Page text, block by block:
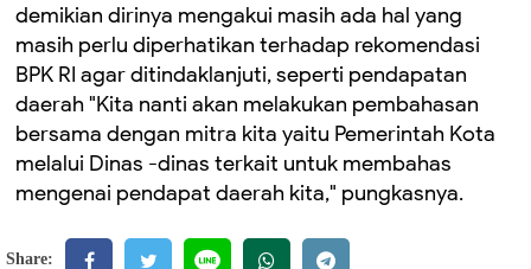
demikian dirinya mengakui masih ada hal yang
masih perlu diperhatikan terhadap rekomendasi
BPK RI agar ditindaklanjuti, seperti pendapatan
daerah "Kita nanti akan melakukan pembahasan
bersama dengan mitra kita yaitu Pemerintah Kota
melalui Dinas -dinas terkait untuk membahas
mengenai pendapat daerah kita," pungkasnya.
Share: